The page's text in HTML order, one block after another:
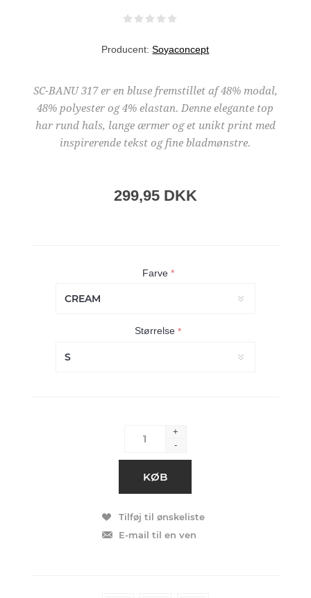
Producent: Soyaconcept
SC-BANU 317 er en bluse fremstillet af 48% modal,
48% polyester og 4% elastan. Denne elegante top
har rund hals, lange ærmer og et unikt print med
inspirerende tekst og fine bladmønstre.
299,95 DKK
Farve *
Størrelse*
+
-